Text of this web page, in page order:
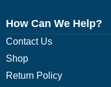
How Can We Help?
Contact Us
Shop
Return Policy